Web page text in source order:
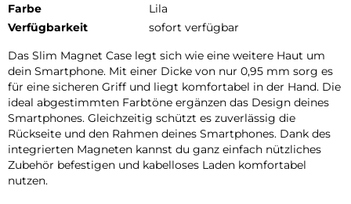
Farbe
Lila
Verfügbarkeit
sofort verfügbar
Das Slim Magnet Case legt sich wie eine weitere Haut um
dein Smartphone. Mit einer Dicke von nur 0,95 mm sorg es
für eine sicheren Griff und liegt komfortabel in der Hand. Die
ideal abgestimmten Farbtöne ergänzen das Design deines
Smartphones. Gleichzeitig schützt es zuverlässig die
Rückseite und den Rahmen deines Smartphones. Dank des
integrierten Magneten kannst du ganz einfach nützliches
Zubehör befestigen und kabelloses Laden komfortabel
nutzen.